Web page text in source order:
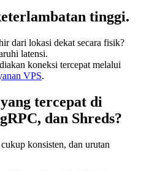
tinggi.
dari lokasi dekat secara fisik?
latensi.
koneksi tercepat melalui
VPS.
tercepat di
dan Shreds?
konsisten, dan urutan